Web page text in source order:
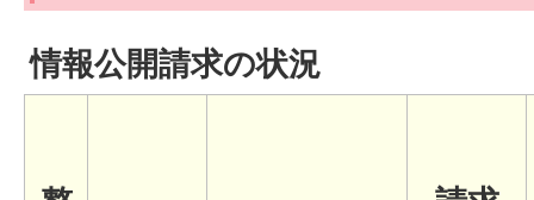
情報公開請求の状況